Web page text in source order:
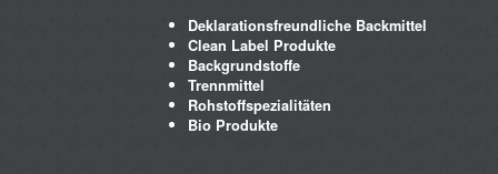
Deklarationsfreundliche Backmittel
Clean Label Produkte
Backgrundstoffe
Trennmittel
Rohstoffspezialitäten
Bio Produkte